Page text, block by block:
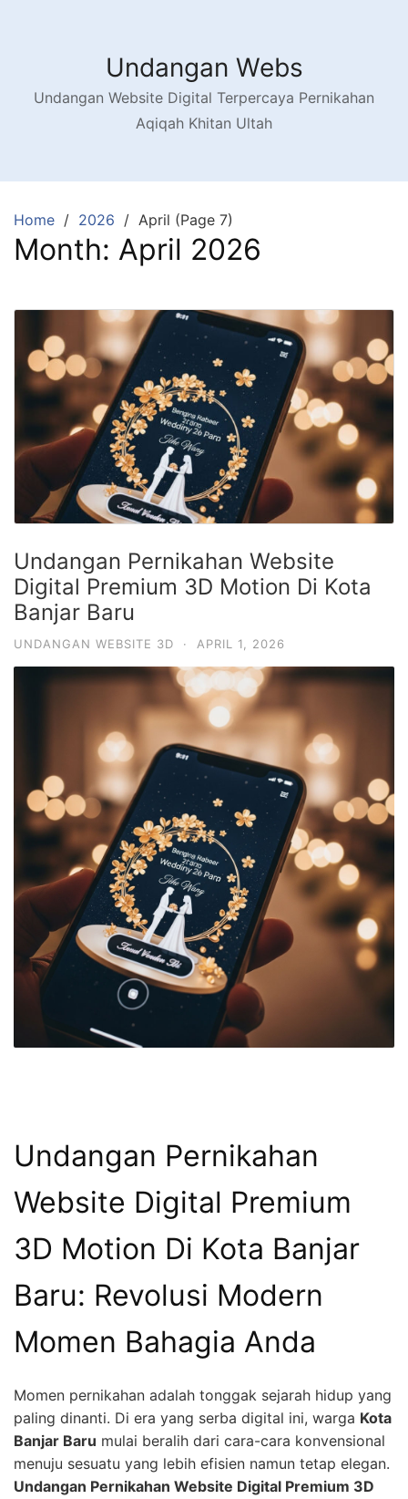
Undangan Webs
Undangan Website Digital Terpercaya Pernikahan
Aqiqah Khitan Ultah
Home 2026 April (Page 7)
Month: April 2026
Undangan Pernikahan Website
Digital Premium 3D Motion Di Kota
Banjar Baru
UNDANGAN WEBSITE 3D · APRIL 1, 2026
Undangan Pernikahan
Website Digital Premium
3D Motion Di Kota Banjar
Baru: Revolusi Modern
Momen Bahagia Anda
Momen pernikahan adalah tonggak sejarah hidup yang
paling dinanti. Di era yang serba digital ini, warga Kota
Banjar Baru mulai beralih dari cara-cara konvensional
menuju sesuatu yang lebih efisien namun tetap elegan.
Undangan Pernikahan Website Digital Premium 3D